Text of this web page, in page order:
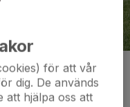
för att vår
dig. De används
att hjälpa oss att